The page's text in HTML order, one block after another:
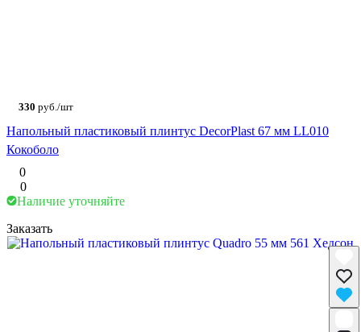
330 руб./шт
Напольный пластиковый плинтус DecorPlast 67 мм LL010
Кокоболо
0
0
Наличие уточняйте
Заказать